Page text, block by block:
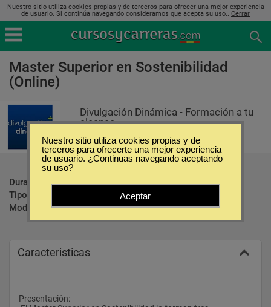
Nuestro sitio utiliza cookies propias y de terceros para ofrecer una mejor experiencia
de usuario. Si continúa navegando consideramos que acepta su uso.. Cerrar
Master Superior en Sostenibilidad
(Online)
Divulgación Dinámica - Formación a tu
alcance
Duración:
900 Horas
Tipo:
Modalidad:
Online
Caracteristicas
Presentación:
Nuestro sitio utiliza cookies propias y de
terceros para ofrecerte una mejor experiencia
de usuario. ¿Continuas navegando aceptando
su uso?
Aceptar